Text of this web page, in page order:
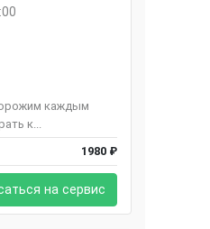
каждым
к...
1980 ₽
на сервис